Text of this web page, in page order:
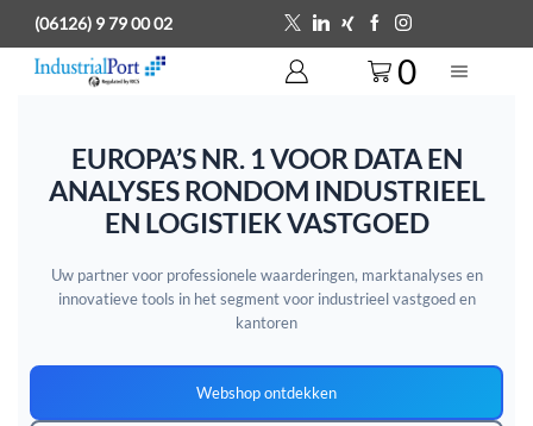
(06126) 9 79 00 02
0
EUROPA’S NR. 1 VOOR DATA EN
ANALYSES RONDOM INDUSTRIEEL
EN LOGISTIEK VASTGOED
Uw partner voor professionele waarderingen, marktanalyses en
innovatieve tools in het segment voor industrieel vastgoed en
kantoren
Webshop ontdekken